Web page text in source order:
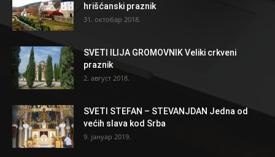
hrišćanski praznik
31. октобар 2018.
SVETI ILIJA GROMOVNIK Veliki crkveni
praznik
2. август 2018.
SVETI STEFAN – STEVANJDAN Jedna od
većih slava kod Srba
9. јануар 2019.